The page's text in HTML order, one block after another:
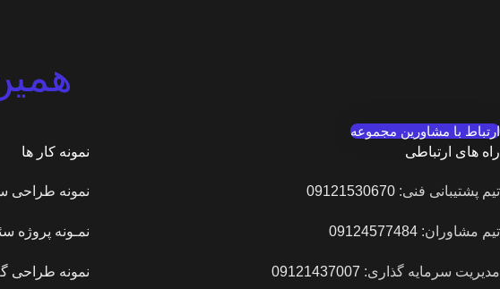
ارتباط با مشاورین مجموعه
راه های ارتباطی
تیم پشتیبانی فنی: 09121530670
تیم مشاوران: 09124577484
مدیریت سرمایه گذاری: 09121437007
نمونه کار ها
نمونه طراحی
نمـونه پروژه
نمونه طراحی